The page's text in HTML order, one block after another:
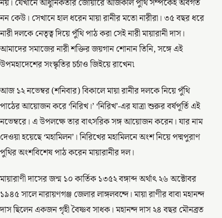
নয়। যেখানে আধুনিকতার জোয়ারে আজকাল পুঁথি সম্পর্কেই অবগত
নন কেউ। সেখানে হাল ধরেন মায়া রানীর মতো নারীরা। ৩৫ বছর ধরে
নারী দলকে নেতৃত্ব দিয়ে পুঁথি পাঠ করা সেই নারী মায়ারানী দাস।
আমাদের সমাজের নারী শক্তির জয়গান শোনান তিনি, সঙ্গে এই
উপমহাদেশের সংস্কৃতির চর্চাও জিইয়ে রাখেন৷
আজ ১২ নভেম্বর (শনিবার) বিকালে মায়া রানীর দলকে নিয়ে পুঁথি
পাঠের আয়োজন করে ‘নিরিখ।’ ‘নিরিখ’-এর যাত্রা শুরুর বর্ষপূর্তি এই
নভেম্বরে। এ উপলক্ষে তার বাৎসরিক সঙ্গ আয়োজন করেন। যার নাম
দেওয়া হয়েছে ‘মহামিলন’। নিরিখের মহামিলনে অংশ নিয়ে পদ্মপুরাণ
পুথির অংশবিশেষ পাঠ করেন মায়ারানীর দল।
মায়ারাণী দাসের জন্ম ১০ কার্তিক ১৩৫২ বঙ্গাব্দ অর্থাৎ ২৬ অক্টোবর
১৯৪৫ সালে নারায়ণগঞ্জ জেলার লাঙ্গলবন্দে। মায়া রাণীর বাবা মহানন্দ
দাস ছিলেন একজন গৃহী বৈষ্ণব সাধক। মহানন্দ দাস ২৪ বছর মৌনব্রত